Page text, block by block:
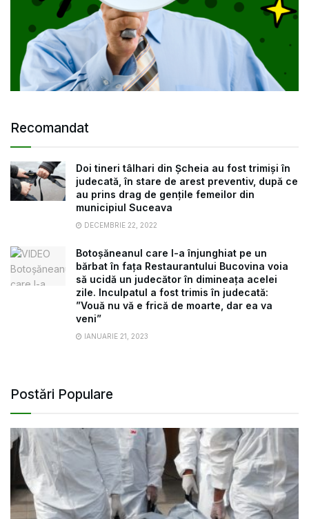
Recomandat
Doi tineri tâlhari din Șcheia au fost trimiși în
judecată, în stare de arest preventiv, după ce
au prins drag de gențile femeilor din
municipiul Suceava
DECEMBRIE 22, 2022
Botoșăneanul care l-a înjunghiat pe un
bărbat în fața Restaurantului Bucovina voia
să ucidă un judecător în dimineața acelei
zile. Inculpatul a fost trimis în judecată:
”Vouă nu vă e frică de moarte, dar ea va
veni”
IANUARIE 21, 2023
Postări Populare